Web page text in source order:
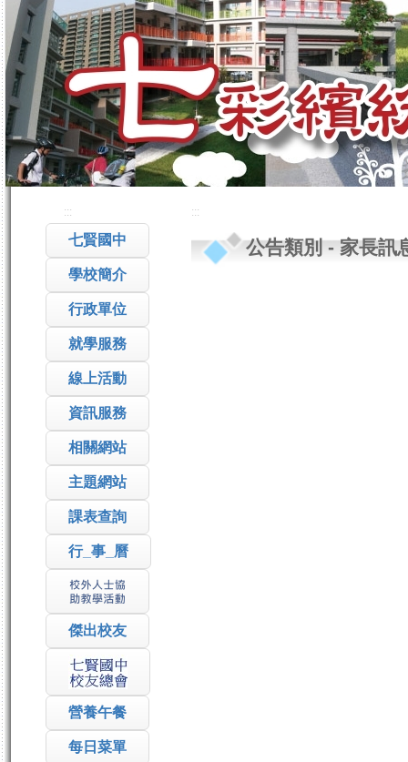
:::
七賢國中
學校簡介
行政單位
就學服務
線上活動
資訊服務
相關網站
主題網站
課表查詢
行_事_曆
傑出校友
營養午餐
每日菜單
:::
公告類別-家長訊